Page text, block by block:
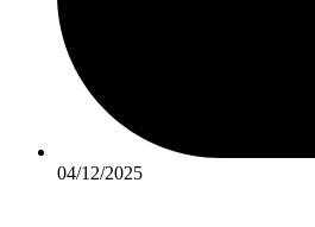
04/12/2025